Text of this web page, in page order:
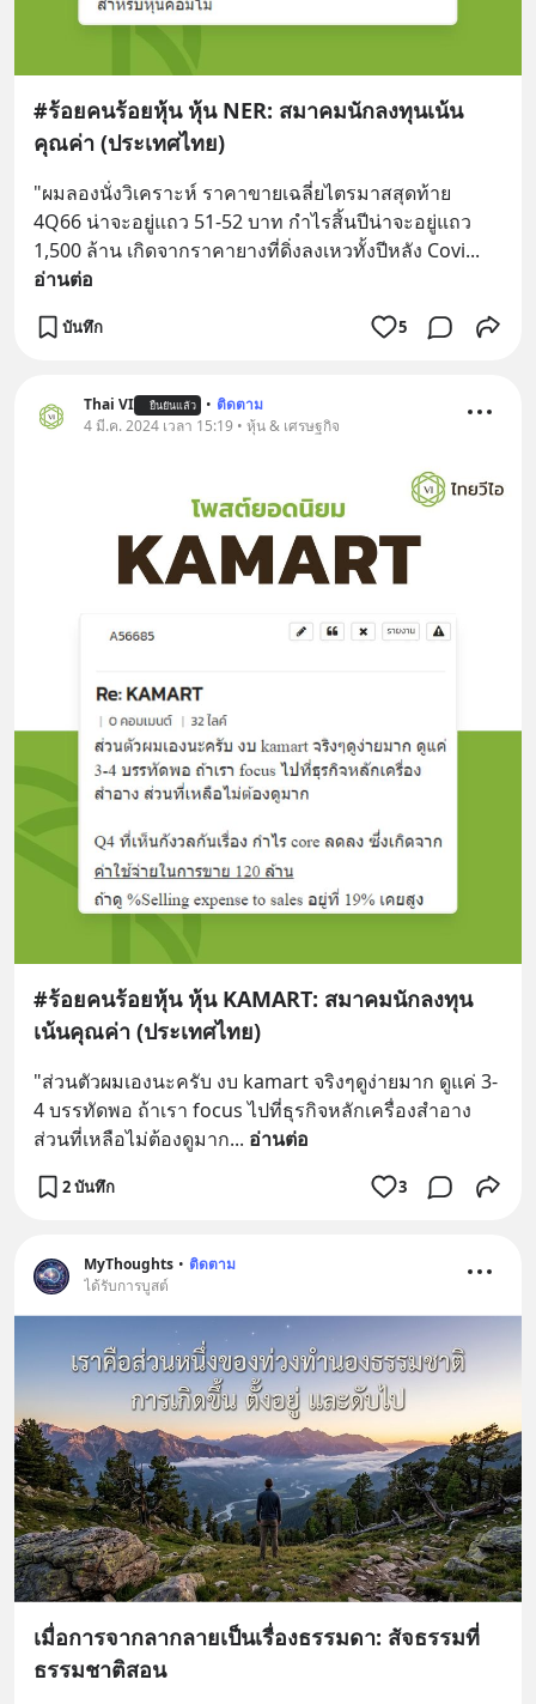
#ร้อยคนร้อยหุ้น หุ้น NER: สมาคมนักลงทุนเน้น
คุณค่า (ประเทศไทย)
"ผมลองนั่งวิเคราะห์ ราคาขายเฉลี่ยไตรมาสสุดท้าย
4Q66 น่าจะอยู่แถว 51-52 บาท กำไรสิ้นปีน่าจะอยู่แถว
1,500 ล้าน เกิดจากราคายางที่ดิ่งลงเหวทั้งปีหลัง Covi
อ่านต่อ
บันทึก 5
Thai VI ยืนยันแล้ว • ติดตาม
4 มี.ค. 2024 เวลา 15:19 • หุ้น & เศรษฐกิจ
#ร้อยคนร้อยหุ้น หุ้น KAMART: สมาคมนักลงทุน
เน้นคุณค่า (ประเทศไทย)
"ส่วนตัวผมเองนะครับ งบ kamart จริงๆดูง่ายมาก ดูแค่ 3-
4 บรรทัดพอ ถ้าเรา focus ไปที่ธุรกิจหลักเครื่องสำอาง
ส่วนที่เหลือไม่ต้องดูมาก... อ่านต่อ
2 บันทึก 3
MyThoughts • ติดตาม
ได้รับการบูสต์
เมื่อการจากลากลายเป็นเรื่องธรรมดา: สัจธรรมที่
ธรรมชาติสอน